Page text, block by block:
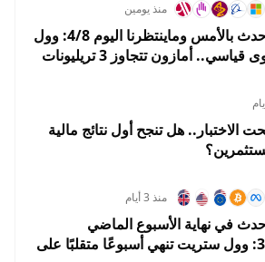
منذ يومين
ملخص الأسواق: ماحدث بالأمس وماينتظرنا اليوم 4/8: وول
ستريت تحلق لمستوى قياسي.. أمازون تتجاوز 3 تريليونات
هل تنجح أول نتائج مالية
منذ 3 أيام
في نهاية الأسبوع الماضي
وماينتظرنا اليوم 3/8: وول ستريت تنهي أسبوعًا متقلبًا على